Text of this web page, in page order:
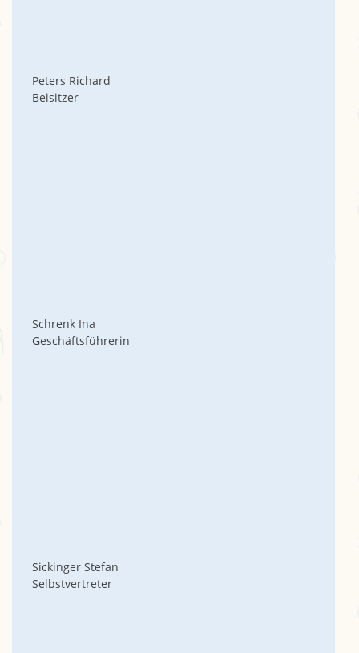
Peters Richard
Beisitzer
Schrenk Ina
Geschäftsführerin
Sickinger Stefan
Selbstvertreter